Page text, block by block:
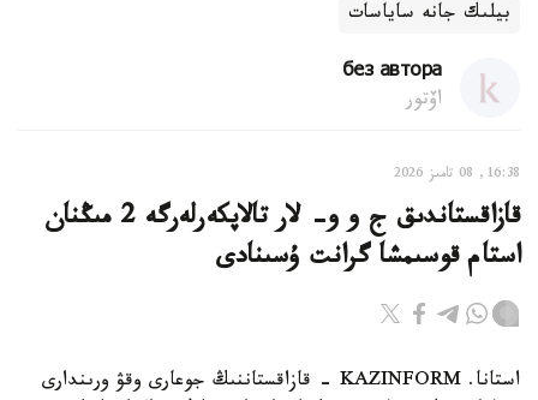
بيلىك جانە ساياسات
без автора
اۆتور
16:38, 08 تامىز 2026
قازاقستاندىق ج و و- لار تالاپكەرلەرگە 2 مىڭنان
استام قوسىمشا گرانت ۇسىنادى
استانا. KAZINFORM - قازاقستاننىڭ جوعارى وقۋ ورىندارى